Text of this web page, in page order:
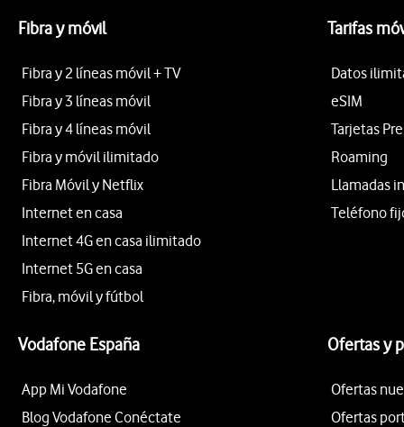
Fibra y móvil
Fibra y 2 líneas móvil + TV
Fibra y 3 líneas móvil
Fibra y 4 líneas móvil
Fibra y móvil ilimitado
Fibra Móvil y Netflix
Internet en casa
Internet 4G en casa ilimitado
Internet 5G en casa
Fibra, móvil y fútbol
Tarifas
Datos
eSIM
Tarjetas
Roaming
Llamadas
Teléfono
Vodafone España
App Mi Vodafone
Blog Vodafone Conéctate
Ofertas y
Ofertas
Ofertas